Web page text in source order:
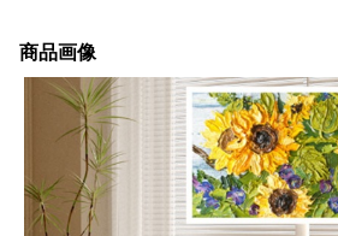
商品画像